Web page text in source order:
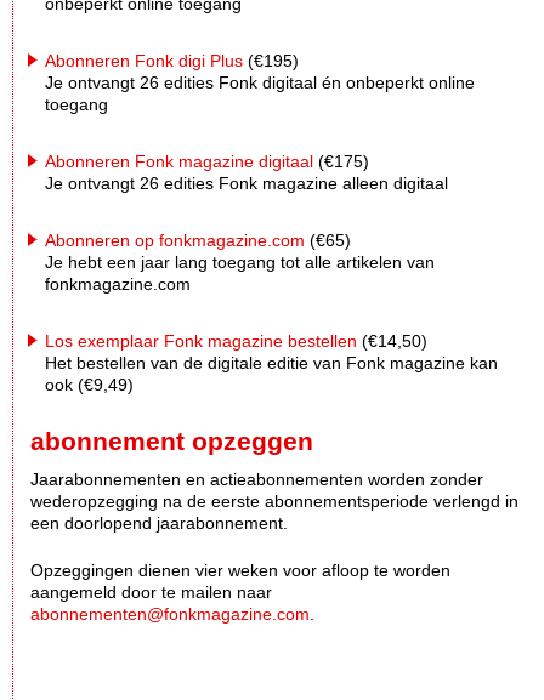
Abonneren Fonk digi Plus (€195)
Je ontvangt 26 edities Fonk digitaal én onbeperkt online
toegang
Abonneren Fonk magazine digitaal (€175)
Je ontvangt 26 edities Fonk magazine alleen digitaal
Abonneren op fonkmagazine.com (€65)
Je hebt een jaar lang toegang tot alle artikelen van
fonkmagazine.com
Los exemplaar Fonk magazine bestellen (€14,50)
Het bestellen van de digitale editie van Fonk magazine kan
ook (€9,49)
abonnement opzeggen
Jaarabonnementen en actieabonnementen worden zonder
wederopzegging na de eerste abonnementsperiode verlengd in
een doorlopend jaarabonnement.
Opzeggingen dienen vier weken voor afloop te worden
aangemeld door te mailen naar
abonnementen@fonkmagazine.com.